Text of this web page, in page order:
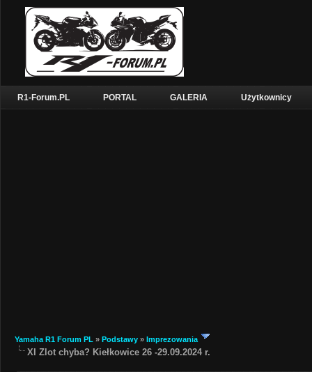
R1-Forum.PL PORTAL GALERIA Użytkownicy
Yamaha R1 Forum PL » Podstawy » Imprezowania
XI Zlot chyba? Kiełkowice 26 -29.09.2024 r.